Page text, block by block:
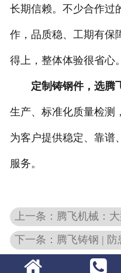
长期信赖。不少合作过
作，品质稳、工期有保
得上，整体体验很省心。
定制铸钢件，选腾
生产、标准化质量检测
为客户提供稳定、靠谱
服务。